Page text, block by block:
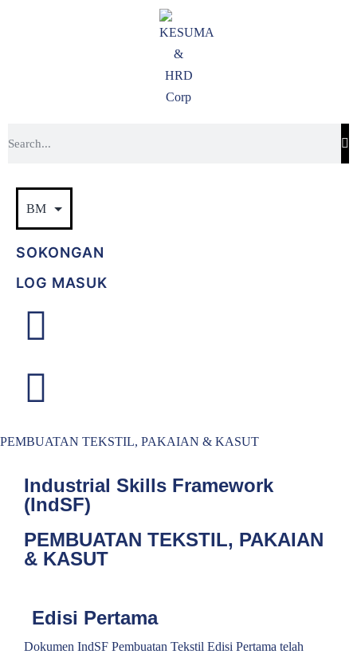
SOKONGAN
LOG MASUK
PEMBUATAN TEKSTIL, PAKAIAN & KASUT
Industrial Skills Framework
(IndSF)
PEMBUATAN TEKSTIL, PAKAIAN
& KASUT
Edisi Pertama
Dokumen IndSF Pembuatan Tekstil Edisi Pertama telah